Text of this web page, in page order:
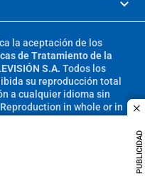
PUBLICIDAD
la aceptación de los
de Tratamiento de la
S.A. Todos los
su reproducción total
a cualquier idioma sin
in whole or in